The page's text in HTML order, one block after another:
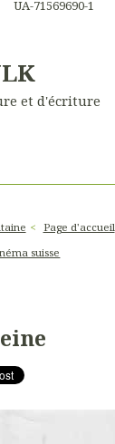
UA-71569690-1
et d'écriture
Page d'accueil
suisse